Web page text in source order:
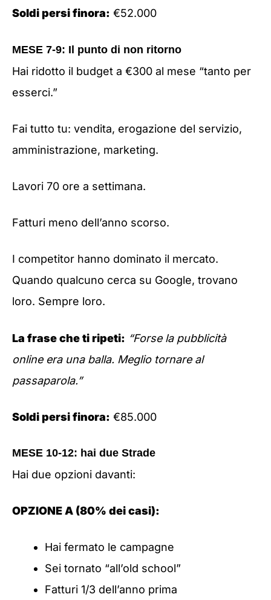
Soldi persi finora: €52.000
MESE 7-9: Il punto di non ritorno
Hai ridotto il budget a €300 al mese “tanto per
esserci.”
Fai tutto tu: vendita, erogazione del servizio,
amministrazione, marketing.
Lavori 70 ore a settimana.
Fatturi meno dell’anno scorso.
I competitor hanno dominato il mercato.
Quando qualcuno cerca su Google, trovano
loro. Sempre loro.
La frase che ti ripeti: “Forse la pubblicità
online era una balla. Meglio tornare al
passaparola.”
Soldi persi finora: €85.000
MESE 10-12: hai due Strade
Hai due opzioni davanti:
OPZIONE A (80% dei casi):
Hai fermato le campagne
Sei tornato “all’old school”
Fatturi 1/3 dell’anno prima